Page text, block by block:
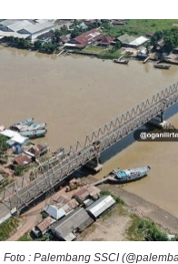
Foto : Palembang SSCI (